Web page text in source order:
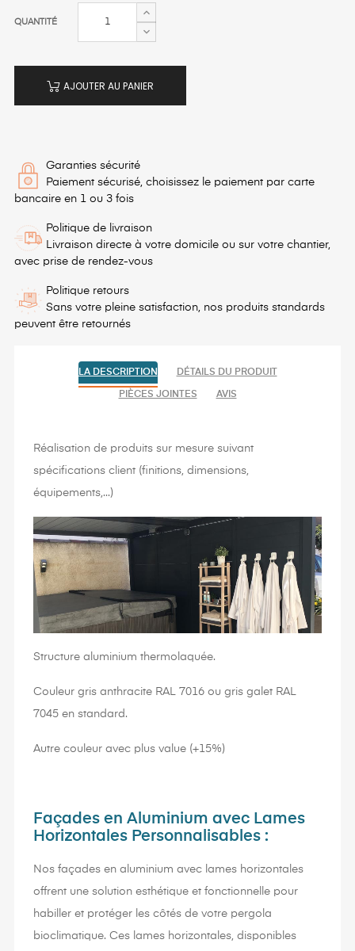
QUANTITÉ
AJOUTER AU PANIER
Garanties sécurité
Paiement sécurisé, choisissez le paiement par carte
bancaire en 1 ou 3 fois
Politique de livraison
Livraison directe à votre domicile ou sur votre chantier,
avec prise de rendez-vous
Politique retours
Sans votre pleine satisfaction, nos produits standards
peuvent être retournés
LA DESCRIPTION DÉTAILS DU PRODUIT
PIÈCES JOINTES AVIS
Réalisation de produits sur mesure suivant
spécifications client (finitions, dimensions,
équipements,...)
Structure aluminium thermolaquée.
Couleur gris anthracite RAL 7016 ou gris galet RAL
7045 en standard.
Autre couleur avec plus value (+15%)
Façades en Aluminium avec Lames
Horizontales Personnalisables :
Nos façades en aluminium avec lames horizontales
offrent une solution esthétique et fonctionnelle pour
habiller et protéger les côtés de votre pergola
bioclimatique. Ces lames horizontales, disponibles